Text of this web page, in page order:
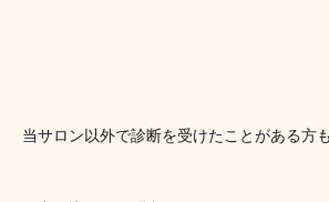
当サロン以外で診断を受けたことがある方